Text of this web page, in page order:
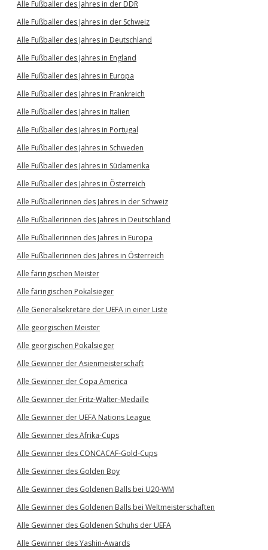
Alle Fußballer des Jahres in der DDR
Alle Fußballer des Jahres in der Schweiz
Alle Fußballer des Jahres in Deutschland
Alle Fußballer des Jahres in England
Alle Fußballer des Jahres in Europa
Alle Fußballer des Jahres in Frankreich
Alle Fußballer des Jahres in Italien
Alle Fußballer des Jahres in Portugal
Alle Fußballer des Jahres in Schweden
Alle Fußballer des Jahres in Südamerika
Alle Fußballer des Jahres in Österreich
Alle Fußballerinnen des Jahres in der Schweiz
Alle Fußballerinnen des Jahres in Deutschland
Alle Fußballerinnen des Jahres in Europa
Alle Fußballerinnen des Jahres in Österreich
Alle färingischen Meister
Alle färingischen Pokalsieger
Alle Generalsekretäre der UEFA in einer Liste
Alle georgischen Meister
Alle georgischen Pokalsieger
Alle Gewinner der Asienmeisterschaft
Alle Gewinner der Copa America
Alle Gewinner der Fritz-Walter-Medaille
Alle Gewinner der UEFA Nations League
Alle Gewinner des Afrika-Cups
Alle Gewinner des CONCACAF-Gold-Cups
Alle Gewinner des Golden Boy
Alle Gewinner des Goldenen Balls bei U20-WM
Alle Gewinner des Goldenen Balls bei Weltmeisterschaften
Alle Gewinner des Goldenen Schuhs der UEFA
Alle Gewinner des Yashin-Awards